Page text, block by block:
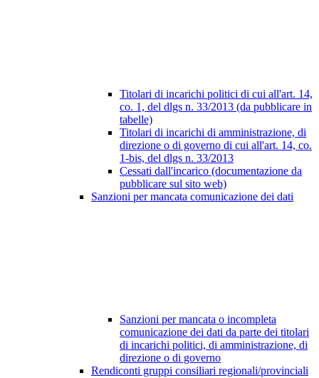
Titolari di incarichi politici di cui all'art. 14,
co. 1, del dlgs n. 33/2013 (da pubblicare in
tabelle)
Titolari di incarichi di amministrazione, di
direzione o di governo di cui all'art. 14, co.
1-bis, del dlgs n. 33/2013
Cessati dall'incarico (documentazione da
pubblicare sul sito web)
Sanzioni per mancata comunicazione dei dati
Sanzioni per mancata o incompleta
comunicazione dei dati da parte dei titolari
di incarichi politici, di amministrazione, di
direzione o di governo
Rendiconti gruppi consiliari regionali/provinciali